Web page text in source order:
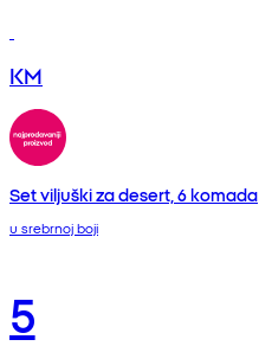
KM
Set viljuški za desert, 6 komada
u srebrnoj boji
5